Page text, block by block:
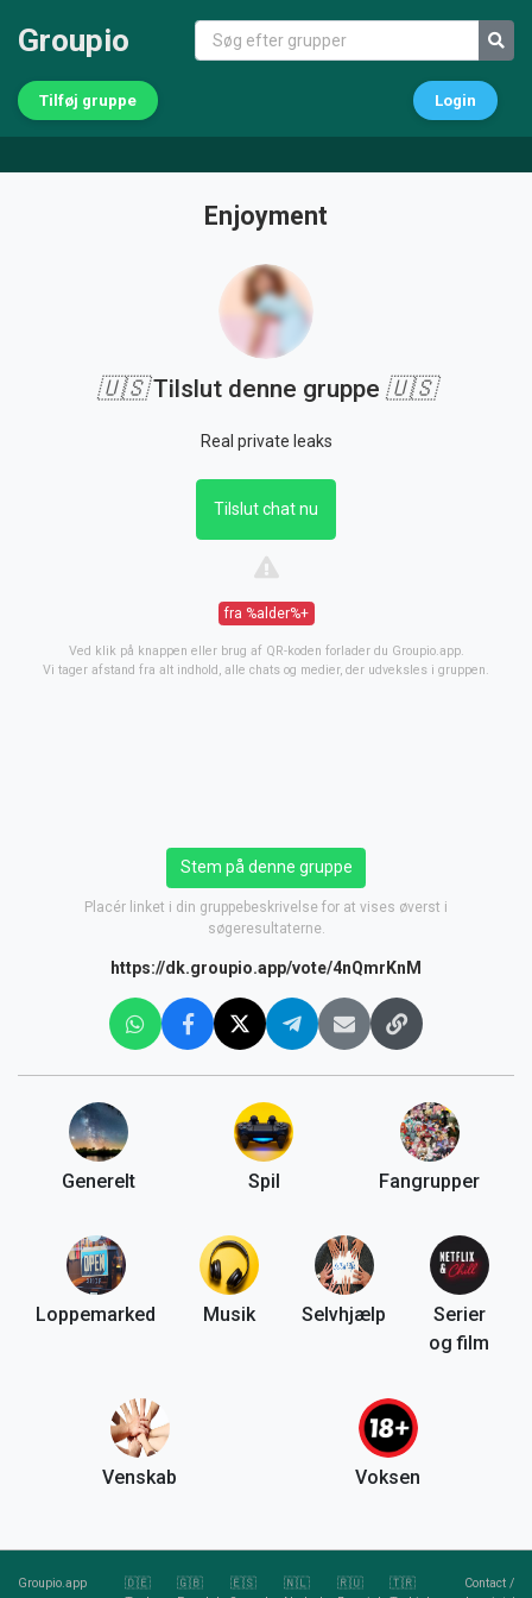
Groupio
Tilføj gruppe Login
Enjoyment
🇺🇸Tilslut denne gruppe 🇺🇸
Real private leaks
Tilslut chat nu
fra %alder%+
Ved klik på knappen eller brug af QR-koden forlader du Groupio.app.
Vi tager afstand fra alt indhold, alle chats og medier, der udveksles i gruppen.
Stem på denne gruppe
Placér linket i din gruppebeskrivelse for at vises øverst i
søgeresultaterne.
https://dk.groupio.app/vote/4nQmrKnM
Generelt Spil Fangrupper
Loppemarked Musik Selvhjælp
Serier
og film
Venskab Voksen
Groupio.app
🇩🇪
🇬🇧
🇪🇸
🇳🇱
🇷🇺
🇹🇷
Contact/